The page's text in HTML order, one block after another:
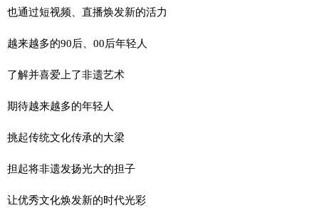
也通过短视频、直播焕发新的活力
越来越多的90后、00后年轻人
了解并喜爱上了非遗艺术
期待越来越多的年轻人
挑起传统文化传承的大梁
担起将非遗发扬光大的担子
让优秀文化焕发新的时代光彩